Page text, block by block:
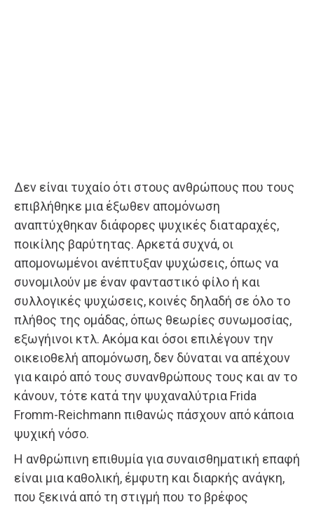
Δεν είναι τυχαίο ότι στους ανθρώπους που τους
επιβλήθηκε μια έξωθεν απομόνωση
αναπτύχθηκαν διάφορες ψυχικές διαταραχές,
ποικίλης βαρύτητας. Αρκετά συχνά, οι
απομονωμένοι ανέπτυξαν ψυχώσεις, όπως να
συνομιλούν με έναν φανταστικό φίλο ή και
συλλογικές ψυχώσεις, κοινές δηλαδή σε όλο το
πλήθος της ομάδας, όπως θεωρίες συνωμοσίας,
εξωγήινοι κτλ. Ακόμα και όσοι επιλέγουν την
οικειοθελή απομόνωση, δεν δύναται να απέχουν
για καιρό από τους συνανθρώπους τους και αν το
κάνουν, τότε κατά την ψυχαναλύτρια Frida
Fromm-Reichmann πιθανώς πάσχουν από κάποια
ψυχική νόσο.
Η ανθρώπινη επιθυμία για συναισθηματική επαφή
είναι μια καθολική, έμφυτη και διαρκής ανάγκη,
που ξεκινά από τη στιγμή που το βρέφος